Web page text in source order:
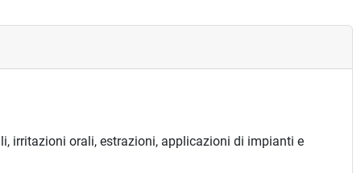
irritazioni orali, estrazioni, applicazioni di impianti e